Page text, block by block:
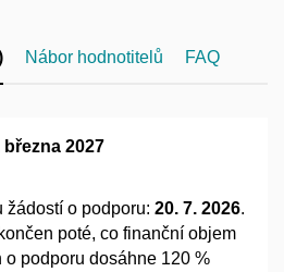
Nábor hodnotitelů FAQ
března 2027
žádostí o podporu: 20. 7. 2026.
poté, co finanční objem
podporu dosáhne 120 %